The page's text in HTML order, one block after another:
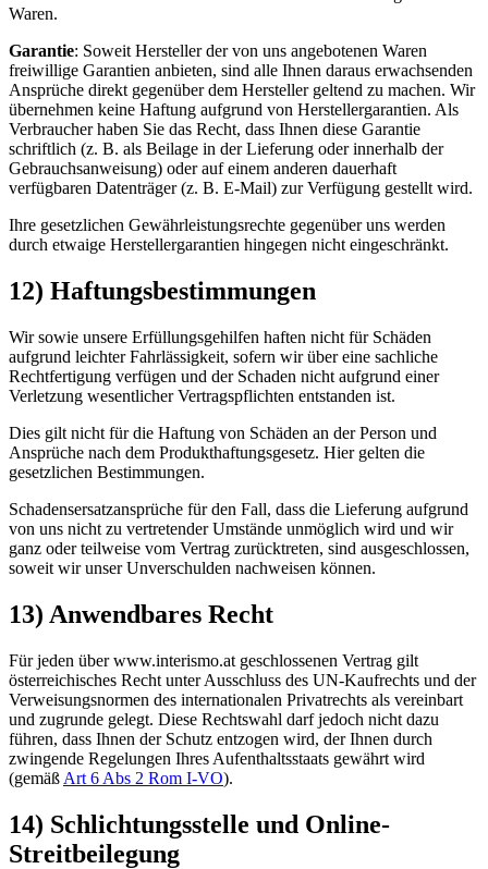
Waren.
Garantie: Soweit Hersteller der von uns angebotenen Waren
freiwillige Garantien anbieten, sind alle Ihnen daraus erwachsenden
Ansprüche direkt gegenüber dem Hersteller geltend zu machen. Wir
übernehmen keine Haftung aufgrund von Herstellergarantien. Als
Verbraucher haben Sie das Recht, dass Ihnen diese Garantie
schriftlich (z. B. als Beilage in der Lieferung oder innerhalb der
Gebrauchsanweisung) oder auf einem anderen dauerhaft
verfügbaren Datenträger (z. B. E-Mail) zur Verfügung gestellt wird.
Ihre gesetzlichen Gewährleistungsrechte gegenüber uns werden
durch etwaige Herstellergarantien hingegen nicht eingeschränkt.
12) Haftungsbestimmungen
Wir sowie unsere Erfüllungsgehilfen haften nicht für Schäden
aufgrund leichter Fahrlässigkeit, sofern wir über eine sachliche
Rechtfertigung verfügen und der Schaden nicht aufgrund einer
Verletzung wesentlicher Vertragspflichten entstanden ist.
Dies gilt nicht für die Haftung von Schäden an der Person und
Ansprüche nach dem Produkthaftungsgesetz. Hier gelten die
gesetzlichen Bestimmungen.
Schadensersatzansprüche für den Fall, dass die Lieferung aufgrund
von uns nicht zu vertretender Umstände unmöglich wird und wir
ganz oder teilweise vom Vertrag zurücktreten, sind ausgeschlossen,
soweit wir unser Unverschulden nachweisen können.
13) Anwendbares Recht
Für jeden über www.interismo.at geschlossenen Vertrag gilt
österreichisches Recht unter Ausschluss des UN-Kaufrechts und der
Verweisungsnormen des internationalen Privatrechts als vereinbart
und zugrunde gelegt. Diese Rechtswahl darf jedoch nicht dazu
führen, dass Ihnen der Schutz entzogen wird, der Ihnen durch
zwingende Regelungen Ihres Aufenthaltsstaats gewährt wird
(gemäß Art 6 Abs 2 Rom I-VO).
14) Schlichtungsstelle und Online-
Streitbeilegung